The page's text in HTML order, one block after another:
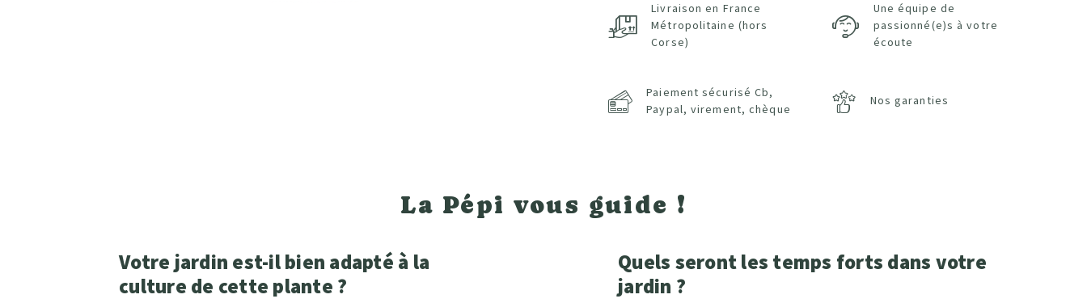
Livraison en France
Métropolitaine (hors
Corse)
Une équipe de
passionné(e)s à votre
écoute
Paiement sécurisé Cb,
Paypal, virement, chèque
Nos garanties
La Pépi vous guide !
Votre jardin est-il bien adapté à la
culture de cette plante ?
Quels seront les temps forts dans votre
jardin ?